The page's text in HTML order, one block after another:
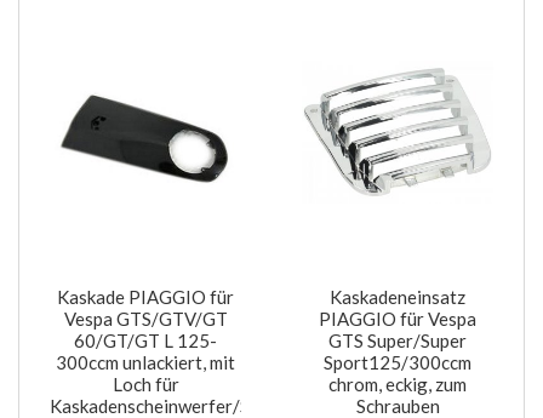
Kaskade PIAGGIO für
Vespa GTS/GTV/GT
60/GT/GT L 125-
300ccm unlackiert, mit
Loch für
Kaskadenscheinwerfer/Standlicht,
Kaskadeneinsatz
PIAGGIO für Vespa
GTS Super/Super
Sport125/300ccm
chrom, eckig, zum
Schrauben